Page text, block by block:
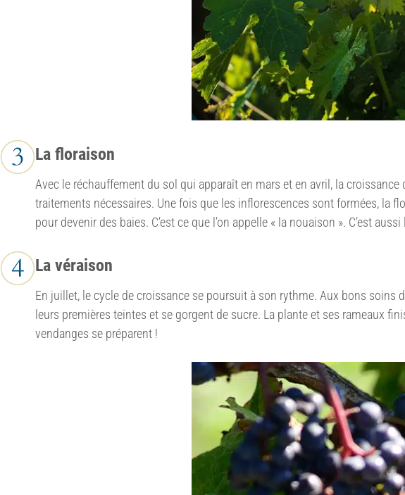
La floraison
Avec le réchauffement du sol qui apparaît en mars et en avril, la
traitements nécessaires. Une fois que les inflorescences sont formées, la
pour devenir des baies. C’est ce que l’on appelle « la nouaison ». C’est
La véraison
En juillet, le cycle de croissance se poursuit à son rythme. Aux bons soins
leurs premières teintes et se gorgent de sucre. La plante et ses rameaux
vendanges se préparent !